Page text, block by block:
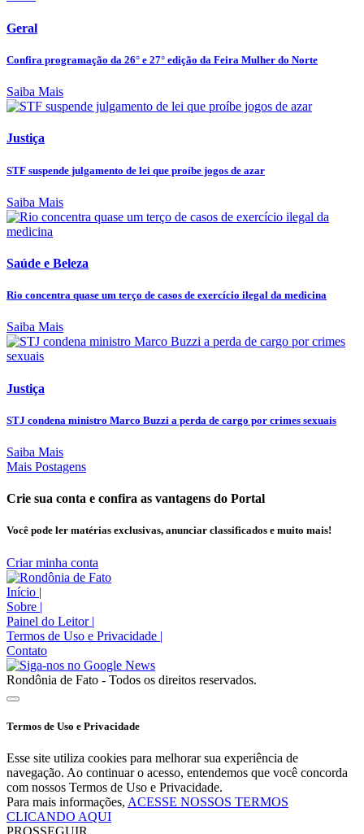
Geral
Confira programação da 26° e 27° edição da Feira Mulher do Norte
Saiba Mais
Justiça
STF suspende julgamento de lei que proíbe jogos de azar
Saiba Mais
Saúde e Beleza
Rio concentra quase um terço de casos de exercício ilegal da medicina
Saiba Mais
Justiça
STJ condena ministro Marco Buzzi a perda de cargo por crimes sexuais
Saiba Mais
Mais Postagens
Crie sua conta e confira as vantagens do Portal
Você pode ler matérias exclusivas, anunciar classificados e muito mais!
Criar minha conta
Início |
Sobre |
Painel do Leitor |
Termos de Uso e Privacidade |
Contato
Rondônia de Fato - Todos os direitos reservados.
Termos de Uso e Privacidade
Esse site utiliza cookies para melhorar sua experiência de
navegação. Ao continuar o acesso, entendemos que você concorda
com nossos Termos de Uso e Privacidade.
Para mais informações, ACESSE NOSSOS TERMOS
CLICANDO AQUI
PROSSEGUIR